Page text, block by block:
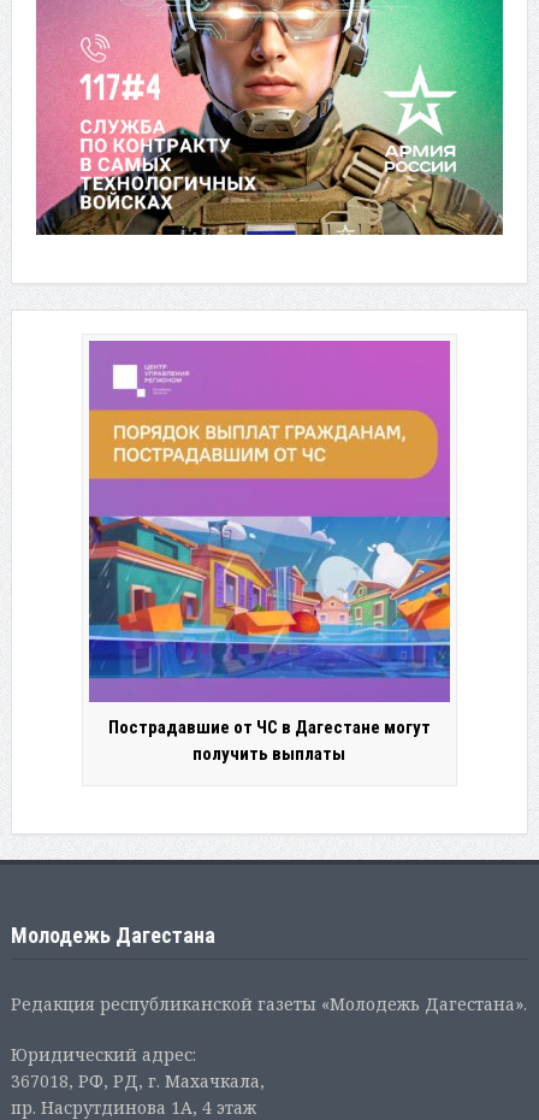
Пострадавшие от ЧС в Дагестане могут
получить выплаты
Молодежь Дагестана
Редакция республиканской газеты «Молодежь Дагестана».
Юридический адрес:
367018, РФ, РД, г. Махачкала,
пр. Насрутдинова 1А, 4 этаж